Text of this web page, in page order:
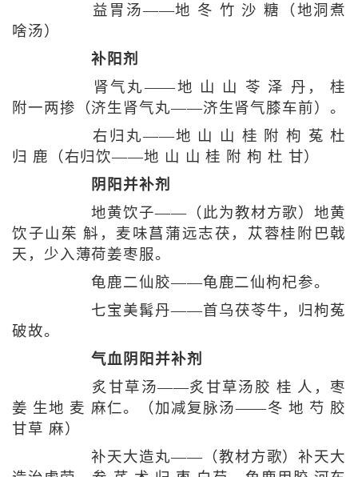
益胃汤——地 冬 竹 沙 糖（地洞煮
啥汤）
补阳剂
肾气丸——地 山 山 苓 泽 丹， 桂
附一两掺（济生肾气丸——济生肾气膝车前）。
右归丸——地 山 山 桂 附 枸 菟 杜
归 鹿（右归饮——地 山 山 桂 附 枸 杜 甘）
阴阳并补剂
地黄饮子——（此为教材方歌）地黄
饮子山茱 斛，麦味菖蒲远志茯，苁蓉桂附巴戟
天，少入薄荷姜枣服。
龟鹿二仙胶——龟鹿二仙枸杞参。
七宝美髯丹——首乌茯苓牛，归枸菟
破故。
气血阴阳并补剂
炙甘草汤——炙甘草汤胶 桂 人，枣
姜 生地 麦 麻仁。（加减复脉汤——冬 地 芍 胶
甘草 麻）
补天大造丸——（教材方歌）补天大